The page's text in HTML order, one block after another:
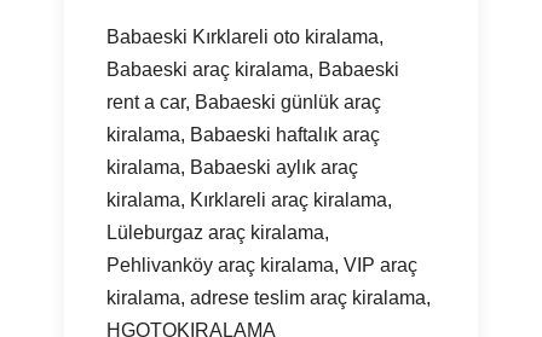
Babaeski Kırklareli oto kiralama,
Babaeski araç kiralama, Babaeski
rent a car, Babaeski günlük araç
kiralama, Babaeski haftalık araç
kiralama, Babaeski aylık araç
kiralama, Kırklareli araç kiralama,
Lüleburgaz araç kiralama,
Pehlivanköy araç kiralama, VIP araç
kiralama, adrese teslim araç kiralama,
HGOTOKIRALAMA